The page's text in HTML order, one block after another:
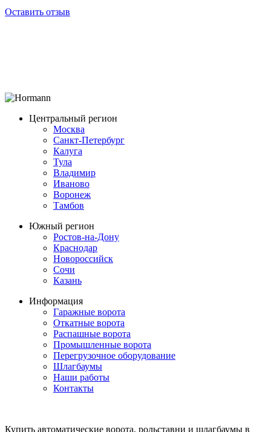
Оставить отзыв
Центральный регион
Москва
Санкт-Петербург
Калуга
Тула
Владимир
Иваново
Воронеж
Тамбов
Южный регион
Ростов-на-Дону
Краснодар
Новороссийск
Сочи
Казань
Информация
Гаражные ворота
Откатные ворота
Распашные ворота
Промышленные ворота
Перегрузочное оборудование
Шлагбаумы
Наши работы
Контакты
Купить автоматические ворота, рольставни и шлагбаумы в